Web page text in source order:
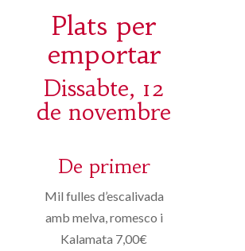
Plats per
emportar
Dissabte, 12
de novembre
De primer
Mil fulles d’escalivada
amb melva, romesco i
Kalamata 7,00€